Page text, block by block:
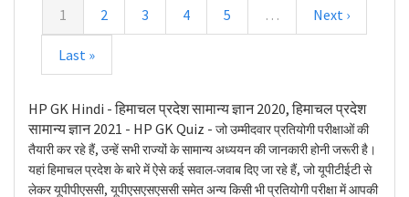
1 2 3 4 5 … Next ›
Last »
HP GK Hindi - हिमाचल प्रदेश सामान्य ज्ञान 2020, हिमाचल प्रदेश
सामान्य ज्ञान 2021 - HP GK Quiz - जो उम्मीदवार प्रतियोगी परीक्षाओं की
तैयारी कर रहे हैं, उन्हें सभी राज्यों के सामान्य अध्ययन की जानकारी होनी जरूरी है।
यहां हिमाचल प्रदेश के बारे में ऐसे कई सवाल-जवाब दिए जा रहे हैं, जो यूपीटीईटी से
लेकर यूपीपीएससी, यूपीएसएसएससी समेत अन्य किसी भी प्रतियोगी परीक्षा में आपकी